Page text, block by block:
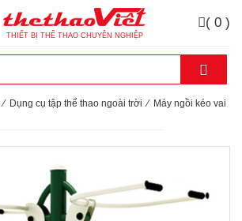
THIẾT BỊ THỂ THAO CHUYÊN NGHIỆP
( 0 )
⁄ Dụng cụ tập thể thao ngoài trời ⁄ Máy ngồi kéo vai